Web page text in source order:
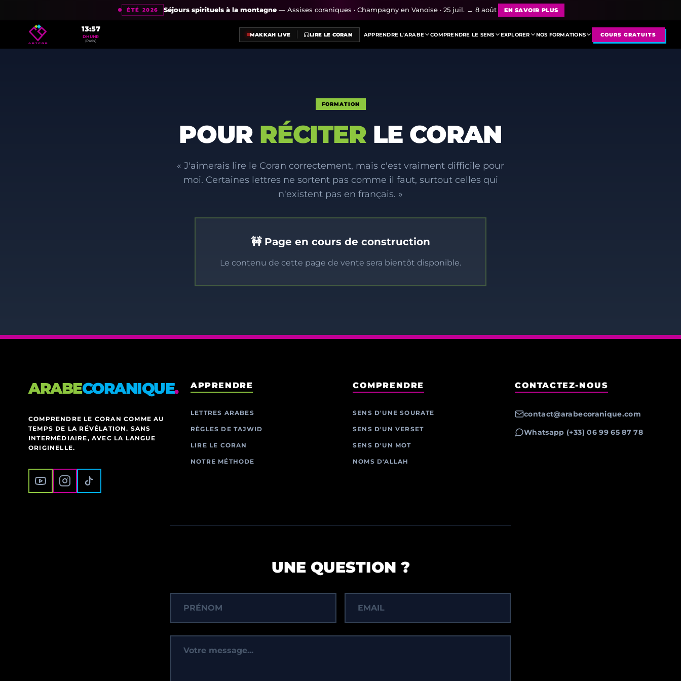
ÉTÉ 2026 Séjours spirituels à la montagne — Assises coraniques · Champagny en Vanoise · 25 juil. → 8 août EN SAVOIR PLUS
13:57
DHUHR
(Paris)
MAKKAH LIVE LIRE LE CORAN APPRENDRE L'ARABE COMPRENDRE LE SENS EXPLORER NOS FORMATIONS COURS GRATUITS
FORMATION
POUR RÉCITERLE CORAN
« J'aimerais lire le Coran correctement, mais c'est vraiment difficile pour
moi. Certaines lettres ne sortent pas comme il faut, surtout celles qui
n'existent pas en français. »
🚧 Page en cours de construction
Le contenu de cette page de vente sera bientôt disponible.
ARABECORANIQUE.
COMPRENDRE LE CORAN COMME AU
TEMPS DE LA RÉVÉLATION. SANS
INTERMÉDIAIRE, AVEC LA LANGUE
ORIGINELLE.
APPRENDRE
LETTRES ARABES
RÈGLES DE TAJWID
LIRE LE CORAN
NOTRE MÉTHODE
COMPRENDRE
SENS D'UNE SOURATE
SENS D'UN VERSET
SENS D'UN MOT
NOMS D'ALLAH
CONTACTEZ-NOUS
contact@arabecoranique.com
Whatsapp (+33) 06 99 65 87 78
UNE QUESTION ?